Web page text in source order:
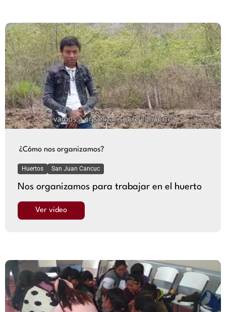
¿Cómo nos organizamos?
Huertos San Juan Cancuc
Nos organizamos para trabajar en el huerto
Ver video